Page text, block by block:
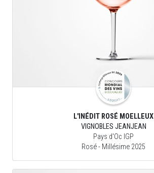
L'INÉDIT ROSÉ MOELLEUX
VIGNOBLES JEANJEAN
Pays d'Oc IGP
Rosé- Millésime 2025